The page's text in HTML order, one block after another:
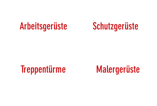
Arbeitsgerüste Schutzgerüste
Treppentürme Malergerüste